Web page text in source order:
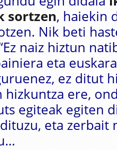
sortzen, haiekin
Nik beti
naiz hiztun
eta
ez ditut
hizkuntza ere,
egiteak egiten
eta zerbait